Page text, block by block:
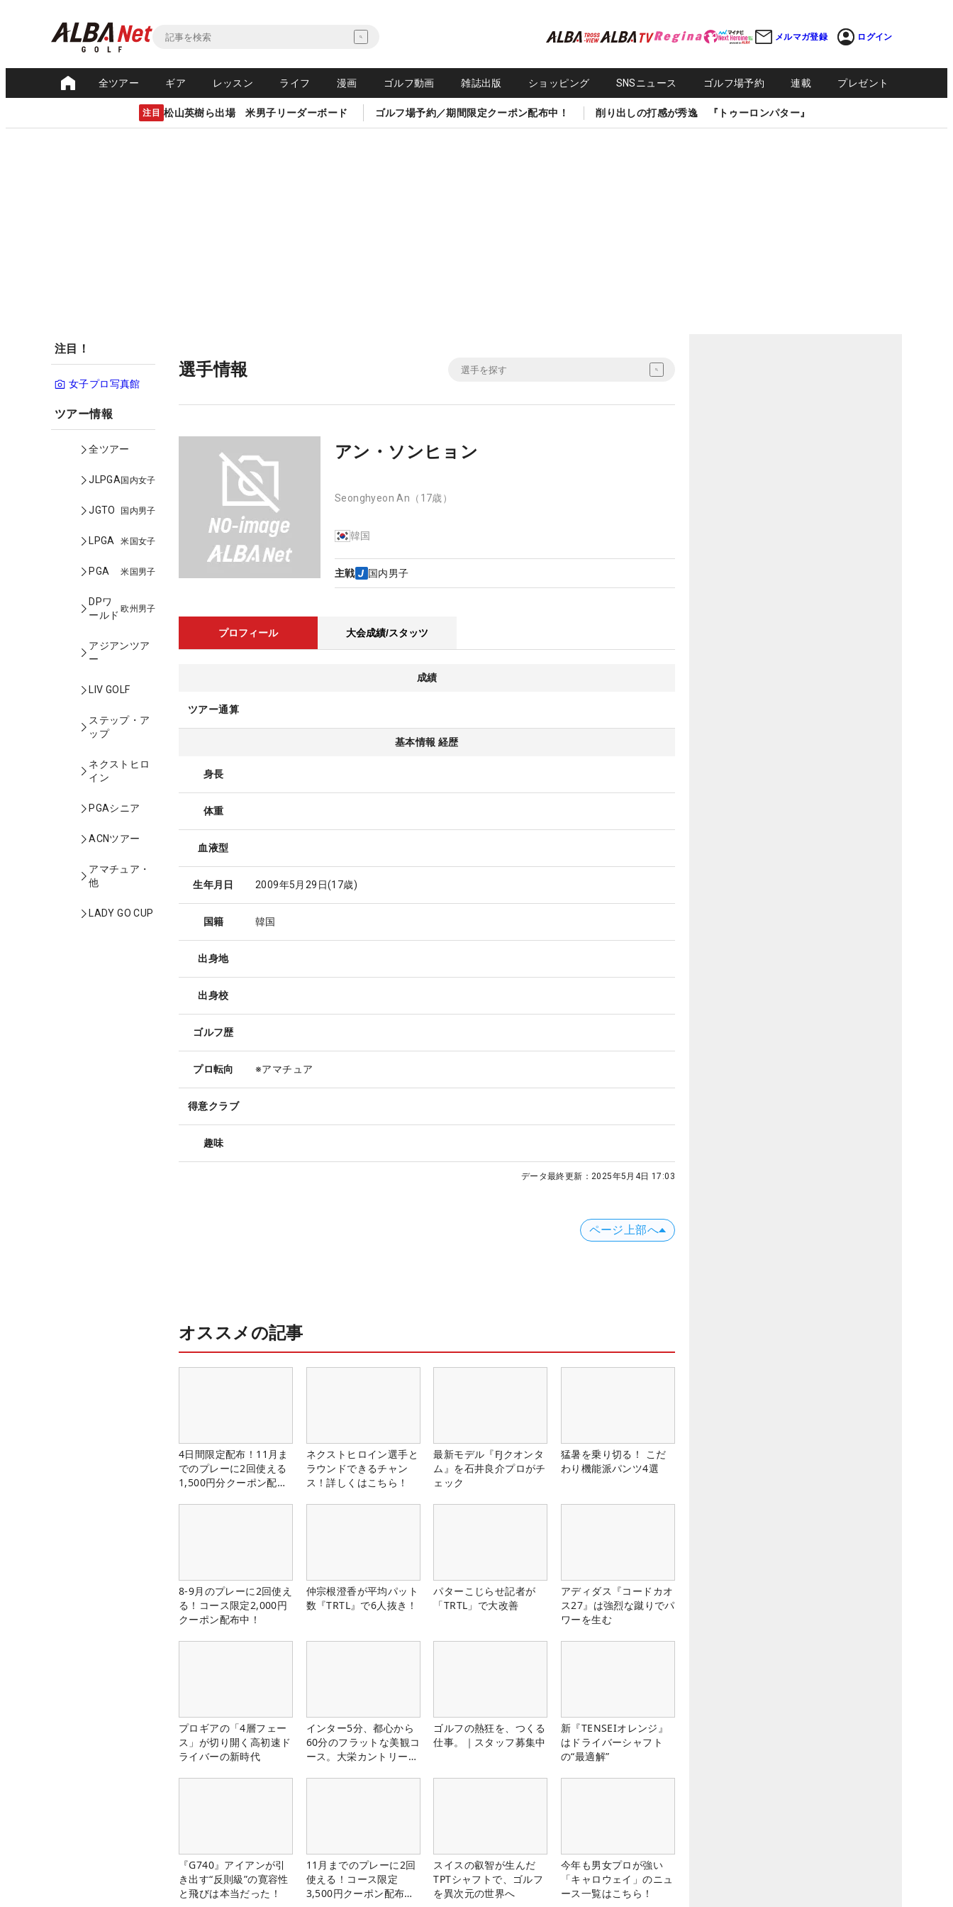
メルマガ登録 ログイン
全ツアー ギア レッスン ライフ 漫画 ゴルフ動画 雑誌出版 ショッピング SNSニュース ゴルフ場予約 連載 プレゼント
注目 松山英樹ら出場 米男子リーダーボード ゴルフ場予約／期間限定クーポン配布中！ 削り出しの打感が秀逸 『トゥーロンパター』
注目！
女子プロ写真館
ツアー情報
全ツアー
JLPGA国内女子
JGTO 国内男子
LPGA 米国女子
PGA 米国男子
DPワ
ールド
欧州男子
アジアンツア
ー
LIV GOLF
ステップ・ア
ップ
ネクストヒロ
イン
PGAシニア
ACNツアー
アマチュア・
他
LADY GO CUP
選手情報
アン・ソンヒョン
Seonghyeon An （17歳）
韓国
主戦 国内男子
プロフィール 大会成績/スタッツ
成績
ツアー通算
基本情報 経歴
身長
体重
血液型
生年月日 2009年5月29日(17歳)
国籍 韓国
出身地
出身校
ゴルフ歴
プロ転向 ※アマチュア
得意クラブ
趣味
データ最終更新： 2025年5月4日 17:03
ページ上部へ
オススメの記事
4日間限定配布！11月ま
でのプレーに2回使える
1,500円分クーポン配布
ネクストヒロイン選手と
ラウンドできるチャン
ス！詳しくはこちら！
最新モデル『FJクオンタ
ム』を石井良介プロがチ
ェック
猛暑を乗り切る！ こだ
わり機能派パンツ4選
8-9月のプレーに2回使え
る！コース限定2,000円
クーポン配布中！
仲宗根澄香が平均パット
数『TRTL』で6人抜き！
パターこじらせ記者が
「TRTL」で大改善
アディダス『コードカオ
ス27』は強烈な蹴りでパ
ワーを生む
プロギアの「4層フェー
ス」が切り開く高初速ド
ライバーの新時代
インター5分、都心から
60分のフラットな美観コ
ース。大栄カントリー俱
ゴルフの熱狂を、つくる
仕事。｜スタッフ募集中
新『TENSEIオレンジ』
はドライバーシャフト
の“最適解”
『G740』アイアンが引
き出す“反則級”の寛容性
と飛びは本当だった！
11月までのプレーに2回
使える！コース限定
3,500円クーポン配布
スイスの叡智が生んだ
TPTシャフトで、ゴルフ
を異次元の世界へ
今年も男女プロが強い
「キャロウェイ」のニュ
ース一覧はこちら！